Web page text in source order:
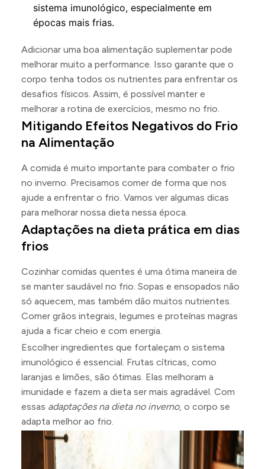
sistema imunológico, especialmente em
épocas mais frias.
Adicionar uma boa alimentação suplementar pode
melhorar muito a performance. Isso garante que o
corpo tenha todos os nutrientes para enfrentar os
desafios físicos. Assim, é possível manter e
melhorar a rotina de exercícios, mesmo no frio.
Mitigando Efeitos Negativos do Frio
na Alimentação
A comida é muito importante para combater o frio
no inverno. Precisamos comer de forma que nos
ajude a enfrentar o frio. Vamos ver algumas dicas
para melhorar nossa dieta nessa época.
Adaptações na dieta prática em dias
frios
Cozinhar comidas quentes é uma ótima maneira de
se manter saudável no frio. Sopas e ensopados não
só aquecem, mas também dão muitos nutrientes.
Comer grãos integrais, legumes e proteínas magras
ajuda a ficar cheio e com energia.
Escolher ingredientes que fortaleçam o sistema
imunológico é essencial. Frutas cítricas, como
laranjas e limões, são ótimas. Elas melhoram a
imunidade e fazem a dieta ser mais agradável. Com
essas adaptações na dieta no inverno, o corpo se
adapta melhor ao frio.